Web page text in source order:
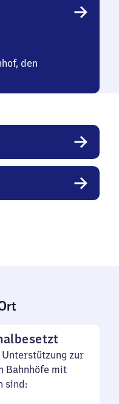
den
zur
Bahnhöfe mit
sind: